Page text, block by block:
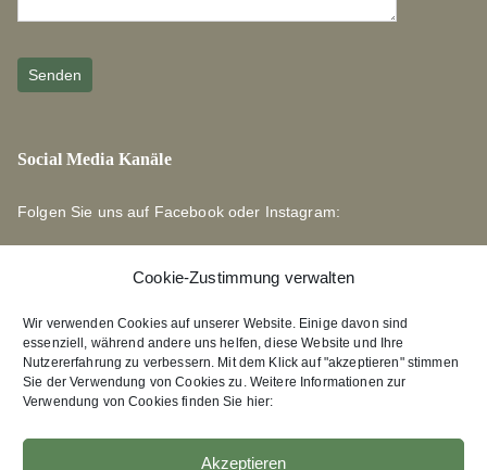
Cookie-Zustimmung verwalten
Wir verwenden Cookies auf unserer Website. Einige davon sind
essenziell, während andere uns helfen, diese Website und Ihre
Nutzererfahrung zu verbessern. Mit dem Klick auf "akzeptieren" stimmen
Sie der Verwendung von Cookies zu. Weitere Informationen zur
Verwendung von Cookies finden Sie hier:
Akzeptieren
Social Media Kanäle
Folgen Sie uns auf Facebook oder Instagram:
Links zu unseren Partnerverlagen
Edition Bärenklau